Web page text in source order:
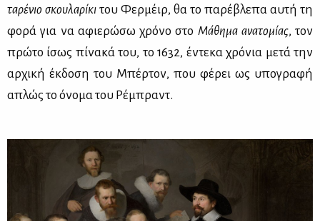
τα­ρέ­νιο σκου­λα­ρί­κι του Φερ­μέιρ, θα το πα­ρέ­βλε­πα αυ­τή τη
φο­ρά για να αφιε­ρώ­σω χρό­νο στο Μά­θη­μα ανα­το­μί­ας, τον
πρώ­το ίσως πί­να­κά του, το 1632, έντε­κα χρό­νια με­τά την
αρ­χι­κή έκ­δο­ση του Μπέρ­τον, που φέ­ρει ως υπο­γρα­φή
απλώς το όνο­μα του Ρέ­μπραντ.